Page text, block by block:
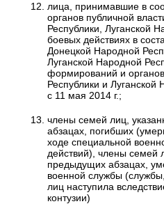
лица, принимавшие в
органов публичной
Республики, Луганской
боевых действиях в
Донецкой Народной
Луганской Народной
формирований и
Республики и Луганской
с 11 мая 2014 г.;
члены семей лиц,
абзацах, погибших
ходе специальной
действий), члены семей
предыдущих абзацах,
военной службы
лиц наступила
контузии)